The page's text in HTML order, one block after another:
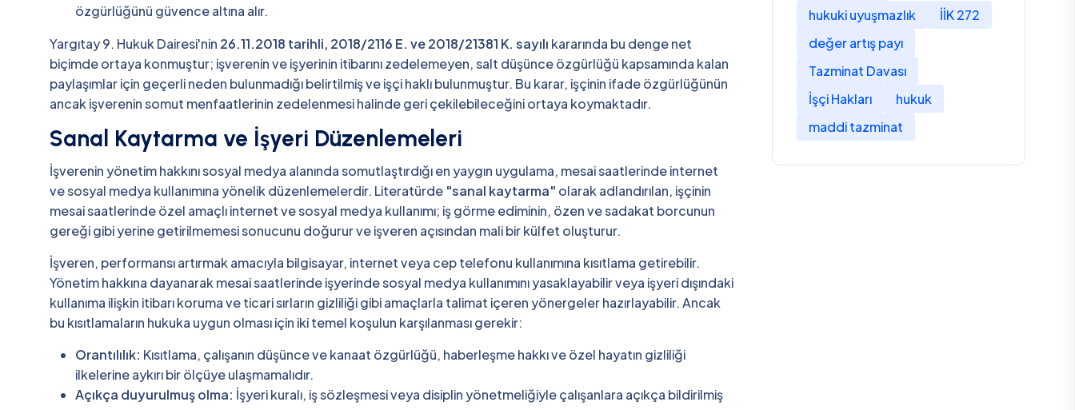
özgürlüğünü güvence altına alır.
Yargıtay 9. Hukuk Dairesi'nin 26.11.2018 tarihli, 2018/2116 E. ve 2018/21381 K. sayılı kararında bu denge net
biçimde ortaya konmuştur; işverenin ve işyerinin itibarını zedelemeyen, salt düşünce özgürlüğü kapsamında kalan
paylaşımlar için geçerli neden bulunmadığı belirtilmiş ve işçi haklı bulunmuştur. Bu karar, işçinin ifade özgürlüğünün
ancak işverenin somut menfaatlerinin zedelenmesi halinde geri çekilebileceğini ortaya koymaktadır.
Sanal Kaytarma ve İşyeri Düzenlemeleri
İşverenin yönetim hakkını sosyal medya alanında somutlaştırdığı en yaygın uygulama, mesai saatlerinde internet
ve sosyal medya kullanımına yönelik düzenlemelerdir. Literatürde "sanal kaytarma" olarak adlandırılan, işçinin
mesai saatlerinde özel amaçlı internet ve sosyal medya kullanımı; iş görme ediminin, özen ve sadakat borcunun
gereği gibi yerine getirilmemesi sonucunu doğurur ve işveren açısından mali bir külfet oluşturur.
İşveren, performansı artırmak amacıyla bilgisayar, internet veya cep telefonu kullanımına kısıtlama getirebilir.
Yönetim hakkına dayanarak mesai saatlerinde işyerinde sosyal medya kullanımını yasaklayabilir veya işyeri dışındaki
kullanıma ilişkin itibarı koruma ve ticari sırların gizliliği gibi amaçlarla talimat içeren yönergeler hazırlayabilir. Ancak
bu kısıtlamaların hukuka uygun olması için iki temel koşulun karşılanması gerekir:
Orantılılık: Kısıtlama, çalışanın düşünce ve kanaat özgürlüğü, haberleşme hakkı ve özel hayatın gizliliği
ilkelerine aykırı bir ölçüye ulaşmamalıdır.
Açıkça duyurulmuş olma: İşyeri kuralı, iş sözleşmesi veya disiplin yönetmeliğiyle çalışanlara açıkça bildirilmiş
hukuki uyuşmazlık
İİK 272
değer artış payı
Tazminat Davası
İşçi Hakları
hukuk
maddi tazminat